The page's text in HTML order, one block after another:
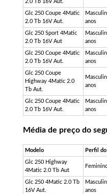
2.0 Tb 16V Aut.
Glc 250 Coupe 4Matic
2.0 Tb 16V Aut.
anos
Glc 250 Sport 4Matic
2.0 Tb 16V Aut
anos
Glc 250 Coupe 4Matic
2.0 Tb 16V Aut.
anos
Glc 250 Coupe
Highway 4Matic 2.0
Tb Aut.
anos
Glc 250 Coupe 4Matic
2.0 Tb 16V Aut.
anos
Média de preço do
Modelo Perfil
Glc 250 Highway
4Matic 2.0 Tb Aut
Glc 250 4Matic 2.0 Tb
16V Aut.
anos